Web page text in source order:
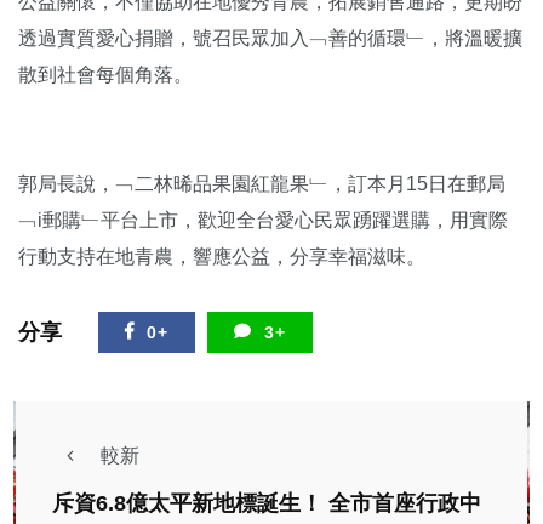
透過實質愛心捐贈，號召民眾加入﹁善的循環﹂，將溫暖擴
散到社會每個角落。
郭局長說，﹁二林晞品果園紅龍果﹂，訂本月15日在郵局
﹁i郵購﹂平台上市，歡迎全台愛心民眾踴躍選購，用實際
行動支持在地青農，響應公益，分享幸福滋味。
分享 0+ 3+
較新
斥資6.8億太平新地標誕生！ 全市首座行政中